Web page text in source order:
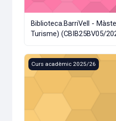
Biblioteca.BarriVell -
Turisme) (CBIB25BV05/
Biblioteca.BarriVell -
Curs acadèmic 2025/26